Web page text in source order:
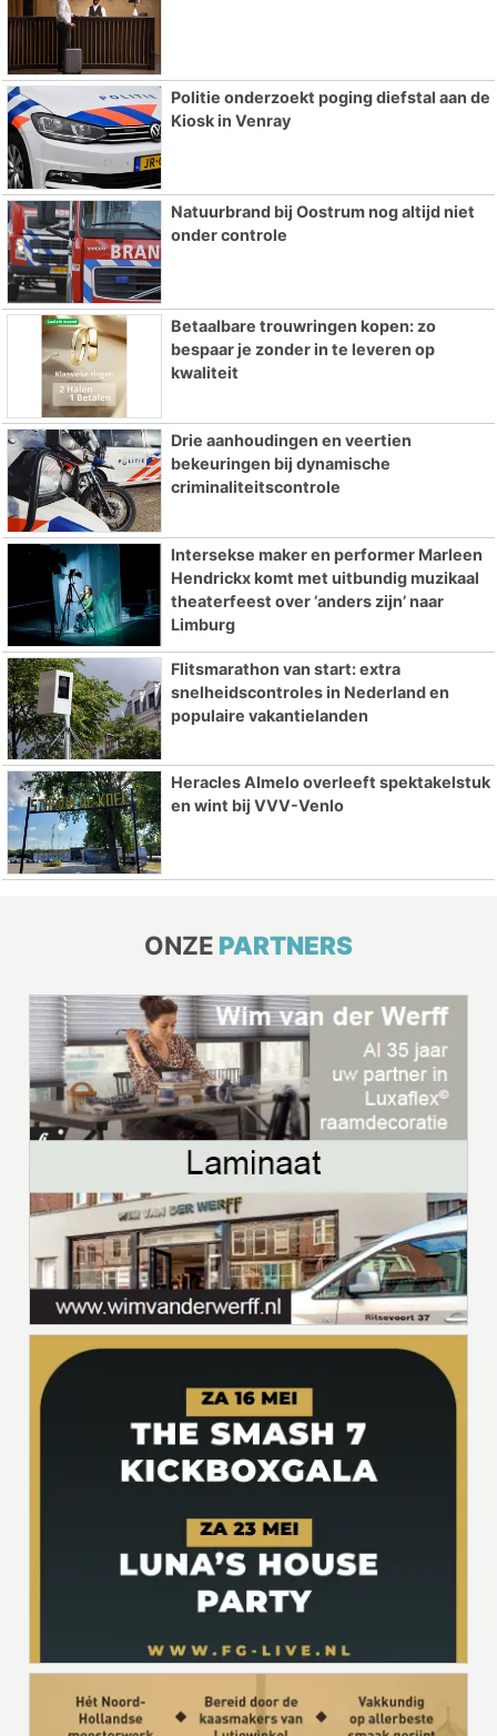
Politie onderzoekt poging diefstal aan de
Kiosk in Venray
Natuurbrand bij Oostrum nog altijd niet
onder controle
Betaalbare trouwringen kopen: zo
bespaar je zonder in te leveren op
kwaliteit
Drie aanhoudingen en veertien
bekeuringen bij dynamische
criminaliteitscontrole
Intersekse maker en performer Marleen
Hendrickx komt met uitbundig muzikaal
theaterfeest over ‘anders zijn’ naar
Limburg
Flitsmarathon van start: extra
snelheidscontroles in Nederland en
populaire vakantielanden
Heracles Almelo overleeft spektakelstuk
en wint bij VVV-Venlo
ONZE PARTNERS